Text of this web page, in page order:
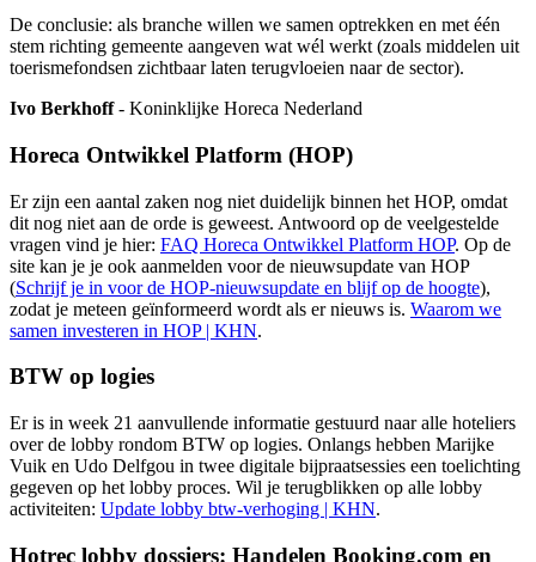
De conclusie: als branche willen we samen optrekken en met één
stem richting gemeente aangeven wat wél werkt (zoals middelen uit
toerismefondsen zichtbaar laten terugvloeien naar de sector).
Ivo Berkhoff- Koninklijke Horeca Nederland
Horeca Ontwikkel Platform (HOP)
Er zijn een aantal zaken nog niet duidelijk binnen het HOP, omdat
dit nog niet aan de orde is geweest. Antwoord op de veelgestelde
vragen vind je hier: FAQ Horeca Ontwikkel Platform HOP. Op de
site kan je je ook aanmelden voor de nieuwsupdate van HOP
(Schrijf je in voor de HOP-nieuwsupdate en blijf op de hoogte),
zodat je meteen geïnformeerd wordt als er nieuws is. Waarom we
samen investeren in HOP | KHN.
BTW op logies
Er is in week 21 aanvullende informatie gestuurd naar alle hoteliers
over de lobby rondom BTW op logies. Onlangs hebben Marijke
Vuik en Udo Delfgou in twee digitale bijpraatsessies een toelichting
gegeven op het lobby proces. Wil je terugblikken op alle lobby
activiteiten: Update lobby btw-verhoging | KHN.
Hotrec lobby dossiers: Handelen Booking.com en